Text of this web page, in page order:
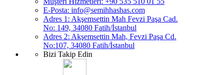
E-Posta: info@semihhashas.com
Adres 1: Akşemsettin Mah Fevzi Paşa Cad.
No: 149, 34080 Fatih/İstanbul
Adres 2: Akşemsettin Mah, Fevzi Paşa Cd.
No:107, 34080 Fatih/İstanbul
Bizi Takip Edin